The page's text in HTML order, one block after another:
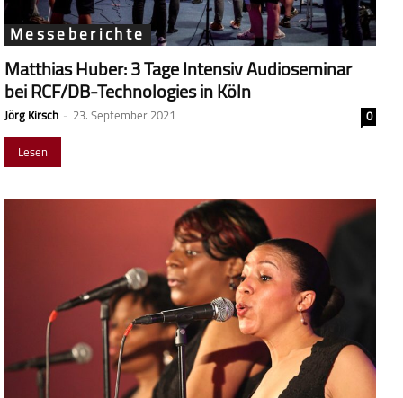
Messeberichte
Matthias Huber: 3 Tage Intensiv Audioseminar
bei RCF/DB-Technologies in Köln
Jörg Kirsch - 23. September 2021
0
Lesen